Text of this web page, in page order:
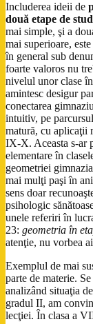
Includerea ideii de
două etape de
mai simple, şi a
mai superioare,
în general sub
foarte valoros nu
nivelul unor clase
amintesc desigur
conectarea
intuitiv, pe
matură, cu aplicaţii
IX-X. Aceasta s-ar
elementare în
geometriei
mai mulţi paşi în
sens doar
psihologic
unele referiri în
23: geometria în
atenţie, nu vorbea
Exemplul de mai
parte de materie.
analizând situaţia
gradul II, am
lecţiei. În clasa a